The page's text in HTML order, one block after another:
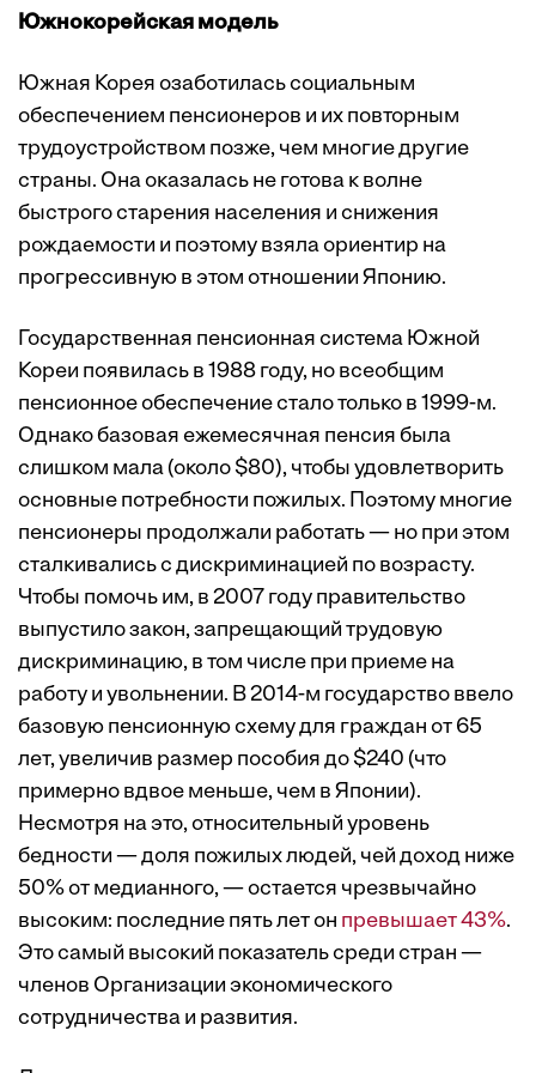
Южнокорейская модель
Южная Корея озаботилась социальным
обеспечением пенсионеров и их повторным
трудоустройством позже, чем многие другие
страны. Она оказалась не готова к волне
быстрого старения населения и снижения
рождаемости и поэтому взяла ориентир на
прогрессивную в этом отношении Японию.
Государственная пенсионная система Южной
Кореи появилась в 1988 году, но всеобщим
пенсионное обеспечение стало только в 1999-м.
Однако базовая ежемесячная пенсия была
слишком мала (около $80), чтобы удовлетворить
основные потребности пожилых. Поэтому многие
пенсионеры продолжали работать — но при этом
сталкивались с дискриминацией по возрасту.
Чтобы помочь им, в 2007 году правительство
выпустило закон, запрещающий трудовую
дискриминацию, в том числе при приеме на
работу и увольнении. В 2014-м государство ввело
базовую пенсионную схему для граждан от 65
лет, увеличив размер пособия до $240 (что
примерно вдвое меньше, чем в Японии).
Несмотря на это, относительный уровень
бедности — доля пожилых людей, чей доход ниже
50% от медианного, — остается чрезвычайно
высоким: последние пять лет он превышает 43%.
Это самый высокий показатель среди стран —
членов Организации экономического
сотрудничества и развития.